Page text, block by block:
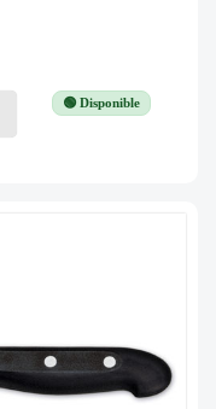
🟢 Disponible